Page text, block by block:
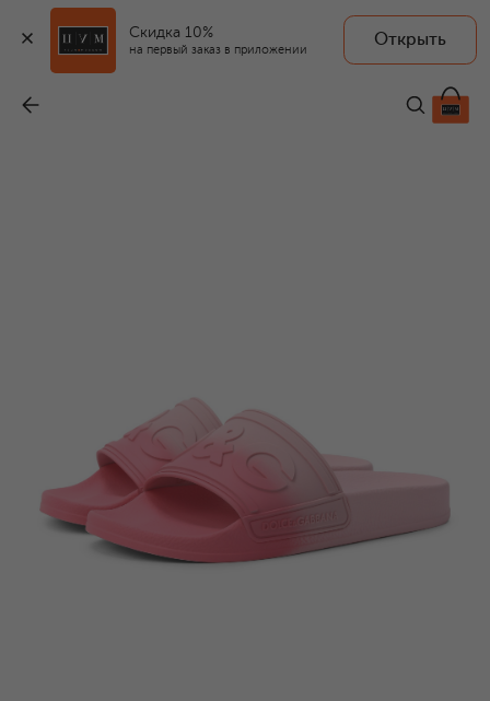
Скидка 10%
на первый заказ в приложении
Открыть